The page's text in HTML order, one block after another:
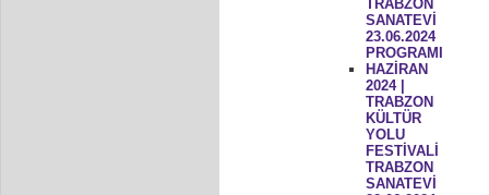
TRABZON
SANATEVİ
23.06.2024
PROGRAMI
HAZİRAN
2024 |
TRABZON
KÜLTÜR
YOLU
FESTİVALİ
TRABZON
SANATEVİ